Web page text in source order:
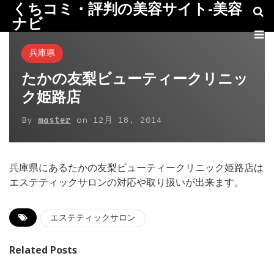
くちコミ・評判の美容サイト-美容
ナビ
兵庫県
たかの友梨ビューティークリニッ
ク姫路店
By master on 12月 18, 2014
兵庫県にあるたかの友梨ビューティークリニック姫路店は
エステティックサロンの対応や取り扱いが出来ます。
エステティックサロン
Related Posts